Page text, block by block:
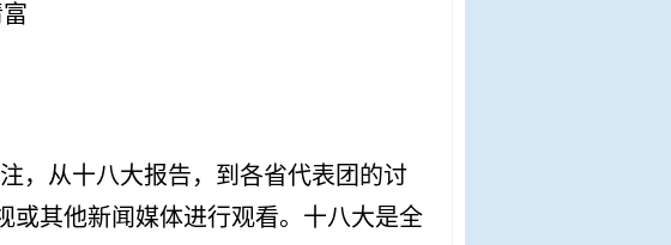
，从十八大报告，到各省代表团的讨
或其他新闻媒体进行观看。十八大是全